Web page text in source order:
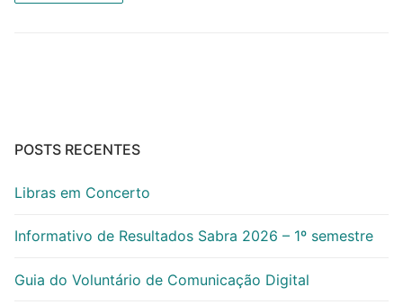
POSTS RECENTES
Libras em Concerto
Informativo de Resultados Sabra 2026 – 1º semestre
Guia do Voluntário de Comunicação Digital